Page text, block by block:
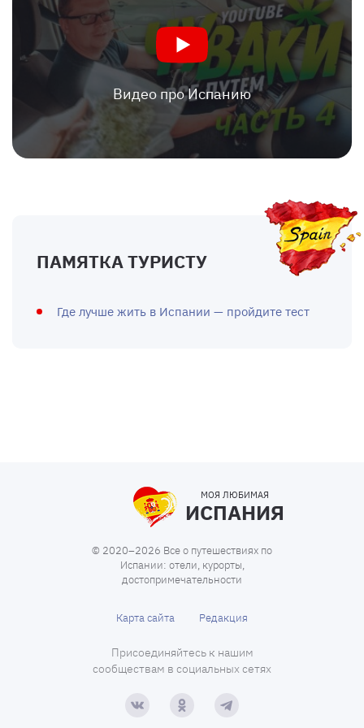
Видео про Испанию
ПАМЯТКА ТУРИСТУ
Где лучше жить в Испании — пройдите тест
МОЯ ЛЮБИМАЯ
ИСПАНИЯ
© 2020–2026 Все о путешествиях по
Испании: отели, курорты,
достопримечательности
Карта сайта Редакция
Присоединяйтесь к нашим
сообществам в социальных сетях